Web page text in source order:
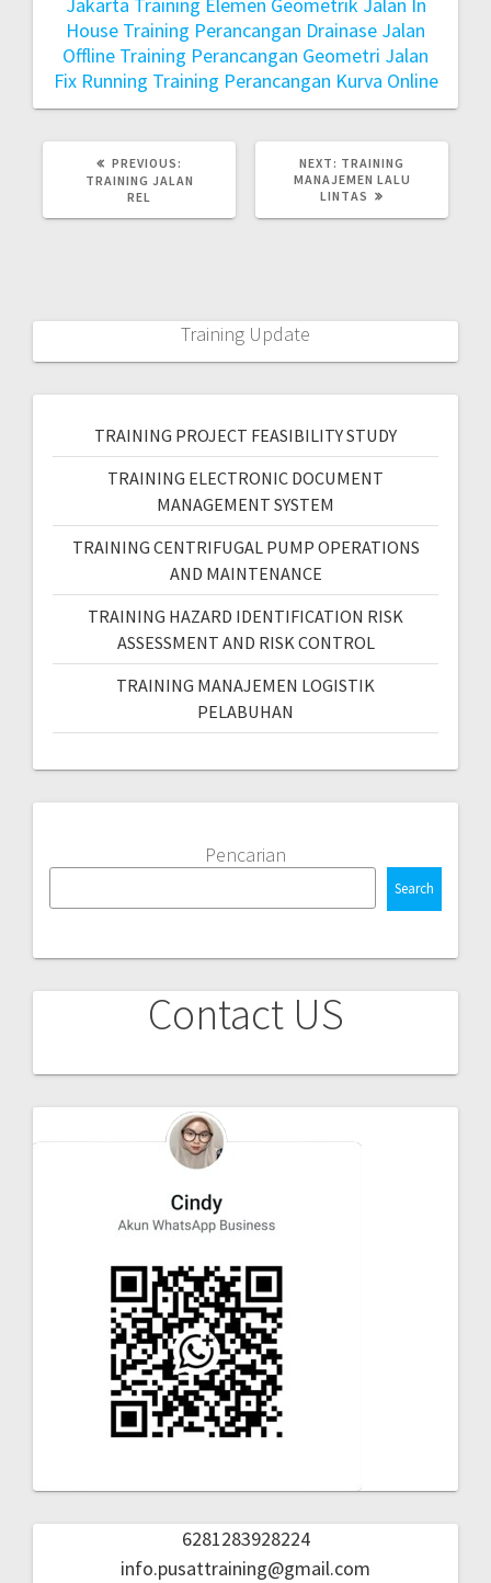
Jakarta Training Elemen Geometrik Jalan In
House Training Perancangan Drainase Jalan
Offline Training Perancangan Geometri Jalan
Fix Running Training Perancangan Kurva Online
PREVIOUS:
TRAINING JALAN
REL
NEXT: TRAINING
MANAJEMEN LALU
LINTAS
Training Update
TRAINING PROJECT FEASIBILITY STUDY
TRAINING ELECTRONIC DOCUMENT
MANAGEMENT SYSTEM
TRAINING CENTRIFUGAL PUMP OPERATIONS
AND MAINTENANCE
TRAINING HAZARD IDENTIFICATION RISK
ASSESSMENT AND RISK CONTROL
TRAINING MANAJEMEN LOGISTIK
PELABUHAN
Pencarian
Search
Contact US
6281283928224
info.pusattraining@gmail.com